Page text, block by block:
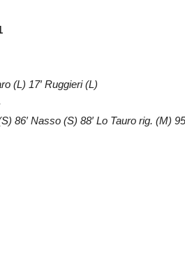
(L) 17′ Ruggieri (L)
86′ Nasso (S) 88′ Lo Tauro rig. (M)